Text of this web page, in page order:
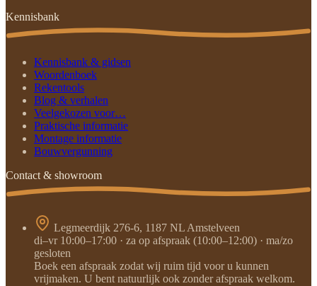
Kennisbank
Kennisbank & gidsen
Woordenboek
Rekentools
Blog & verhalen
Veelgekozen voor…
Praktische informatie
Montage informatie
Bouwvergunning
Contact & showroom
Legmeerdijk 276-6, 1187 NL Amstelveen
di–vr 10:00–17:00 · za op afspraak (10:00–12:00) · ma/zo
gesloten
Boek een afspraak zodat wij ruim tijd voor u kunnen
vrijmaken. U bent natuurlijk ook zonder afspraak welkom.